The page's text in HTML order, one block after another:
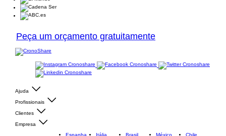
Peça um orçamento gratuitamente
Ajuda
Profissionais
Clientes
Empresa
Espanha
Itália Brasil México Chile